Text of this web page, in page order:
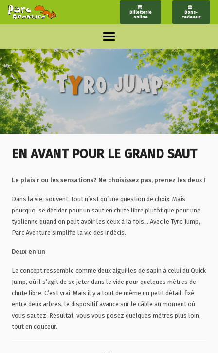
Billetterie
online
Bons-
cadeaux
EN AVANT POUR LE GRAND SAUT
Le plaisir ou les sensations? Ne choisissez pas, prenez les deux !
Dans la vie, souvent, tout n’est qu’une question de choix. Mais
pourquoi se décider pour un saut en chute libre plutôt que pour une
tyolienne quand on peut avoir les deux à la fois… Avec le Tyro Jump,
Parc Aventure simplifie la vie des indécis.
Deux en un
Le concept ressemble comme deux aiguilles de sapin à celui du Quick
Jump, où il s’agit de se jeter dans le vide pour quelques mètres de
chute libre. C’est vrai. Mais il y a tout de même un petit détail: fixé
entre deux arbres, le dispositif avance sur le câble au moment où
vous sautez. Résultat, vous vous posez quelques mètres plus loin,
tout en douceur.